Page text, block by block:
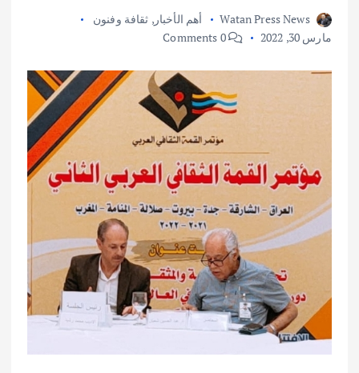
Watan Press News أهم الأخبار, ثقافة وفنون
مارس 30, 2022
0 Comments